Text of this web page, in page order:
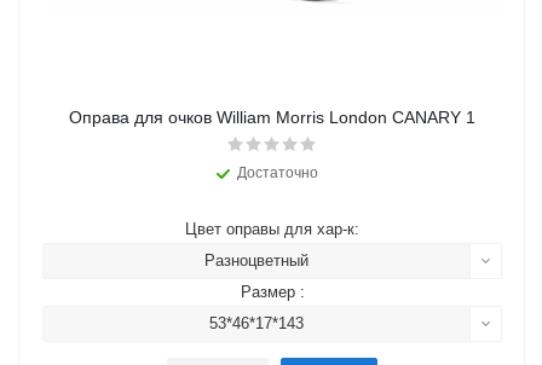
Оправа для очков William Morris London CANARY 1
Достаточно
Цвет оправы для хар-к:
Разноцветный
Размер :
53*46*17*143